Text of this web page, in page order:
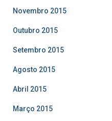
Novembro 2015
Outubro 2015
Setembro 2015
Agosto 2015
Abril 2015
Março 2015